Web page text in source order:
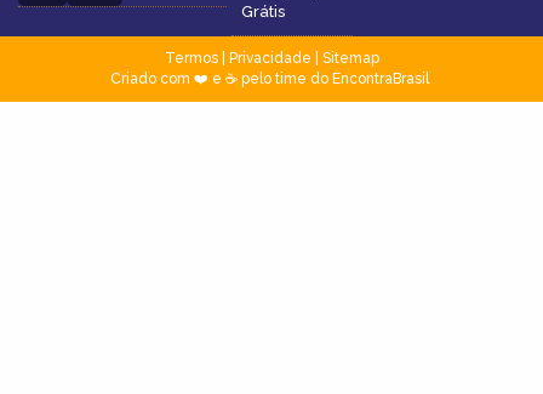
Grátis
Termos| Privacidade
Sitemap
Criado com ❤️ e ☕ pelo time do EncontraBrasil